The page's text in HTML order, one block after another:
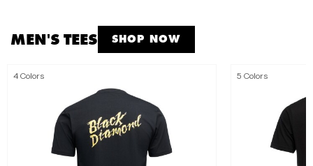
MEN'S TEES SHOP NOW
4 Colors 5 Colors